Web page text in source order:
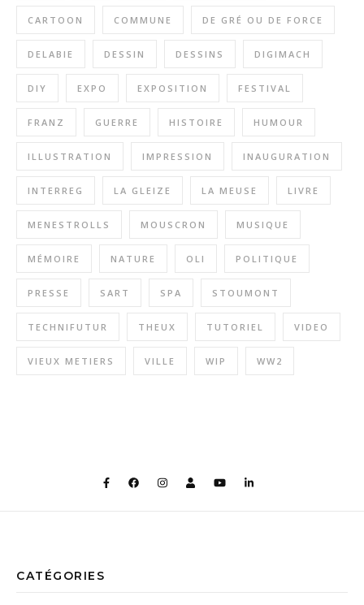
CARTOON COMMUNE DE GRÉ OU DE FORCE
DELABIE DESSIN DESSINS DIGIMACH
DIY EXPO EXPOSITION FESTIVAL
FRANZ GUERRE HISTOIRE HUMOUR
ILLUSTRATION IMPRESSION INAUGURATION
INTERREG LA GLEIZE LA MEUSE LIVRE
MENESTROLLS MOUSCRON MUSIQUE
MÉMOIRE NATURE OLI POLITIQUE
PRESSE SART SPA STOUMONT
TECHNIFUTUR THEUX TUTORIEL VIDEO
VIEUX METIERS VILLE WIP WW2
CATÉGORIES